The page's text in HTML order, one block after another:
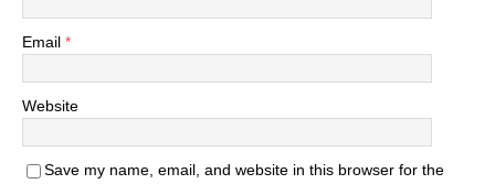
Email *
Website
Save my name, email, and website in this browser for the